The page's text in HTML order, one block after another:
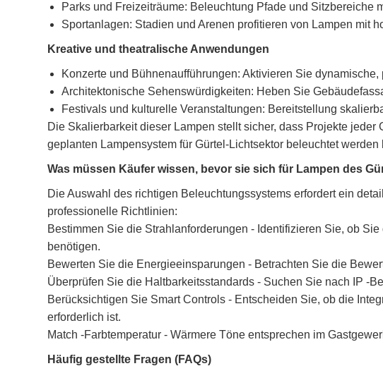
Parks und Freizeiträume: Beleuchtung Pfade und Sitzbereiche
Sportanlagen: Stadien und Arenen profitieren von Lampen mit
Kreative und theatralische Anwendungen
Konzerte und Bühnenaufführungen: Aktivieren Sie
Architektonische Sehenswürdigkeiten: Heben Sie
Festivals und kulturelle Veranstaltungen: Bereitstellung
Die Skalierbarkeit dieser Lampen stellt sicher, dass Projekte
geplanten Lampensystem für Gürtel-Lichtsektor beleuchtet werden
Was müssen Käufer wissen, bevor sie sich für Lampen des
Die Auswahl des richtigen Beleuchtungssystems erfordert ein
professionelle Richtlinien:
Bestimmen Sie die Strahlanforderungen - Identifizieren Sie, ob
benötigen.
Bewerten Sie die Energieeinsparungen - Betrachten Sie die
Überprüfen Sie die Haltbarkeitsstandards - Suchen Sie nach IP -
Berücksichtigen Sie Smart Controls - Entscheiden Sie, ob die
erforderlich ist.
Match -Farbtemperatur - Wärmere Töne entsprechen im
Häufig gestellte Fragen (FAQs)